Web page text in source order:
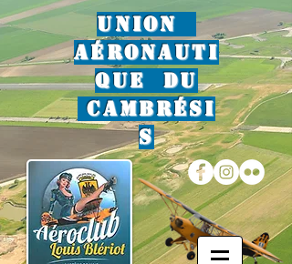
Union
Aéronauti
que du
Cambrési
s